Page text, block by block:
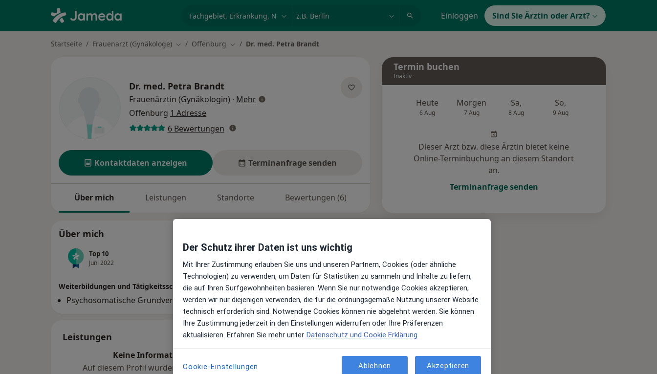
Einloggen Sind Sie Ärztin oder Arzt?
Startseite Frauenarzt (Gynäkologe) Stadt ändern
Offenburg Stadt ändern
Dr. med. Petra Brandt
Dr. med. Petra Brandt
Frauenärztin (Gynäkologin) · Mehrüber Spezialisierungen
Offenburg 1 Adresse
6 Bewertungen
Kontaktdaten anzeigen Terminanfrage senden
Über mich Leistungen Standorte Bewertungen (6)
Über mich
Top 10
Juni 2022
Weiterbildungen und Tätigkeitsschwerpunkte
Psychosomatische Grundversorgung
Leistungen
Keine Informationen über Leistungen und Kosten
Auf diesem Profil wurden noch keine Informationen über Leistungen
Termin buchen
Inaktiv
Heute
6 Aug
Morgen
7 Aug
Sa,
8 Aug
So,
9 Aug
Dieser Arzt bzw. diese Ärztin bietet keine
Online-Terminbuchung an diesem Standort
an.
Terminanfrage senden
Der Schutz ihrer Daten ist uns wichtig
Mit Ihrer Zustimmung erlauben Sie uns und unseren Partnern, Cookies (oder ähnliche
Technologien) zu verwenden, um Daten für Statistiken zu sammeln und Inhalte zu liefern,
die auf Ihren Surfgewohnheiten basieren. Wenn Sie nur notwendige Cookies akzeptieren,
werden wir nur diejenigen verwenden, die für die ordnungsgemäße Nutzung unserer Website
technisch erforderlich sind. Notwendige Cookies können nie abgelehnt werden. Sie können
Ihre Zustimmung jederzeit in den Einstellungen widerrufen oder Ihre Präferenzen
aktualisieren. Erfahren Sie mehr unter Datenschutz und Cookie Erklärung
Cookie-Einstellungen Ablehnen Akzeptieren